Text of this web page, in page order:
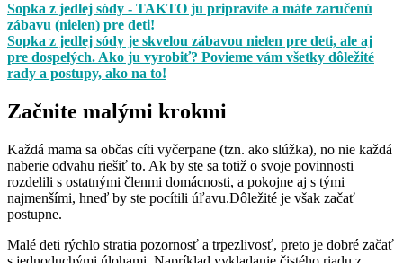
Sopka z jedlej sódy - TAKTO ju pripravíte a máte zaručenú
zábavu (nielen) pre deti!
Sopka z jedlej sódy je skvelou zábavou nielen pre deti, ale aj
pre dospelých. Ako ju vyrobiť? Povieme vám všetky dôležité
rady a postupy, ako na to!
Začnite malými krokmi
Každá mama sa občas cíti vyčerpane (tzn. ako slúžka), no nie každá
naberie odvahu riešiť to. Ak by ste sa totiž o svoje povinnosti
rozdelili s ostatnými členmi domácnosti, a pokojne aj s tými
najmenšími, hneď by ste pocítili úľavu.Dôležité je však začať
postupne.
Malé deti rýchlo stratia pozornosť a trpezlivosť, preto je dobré začať